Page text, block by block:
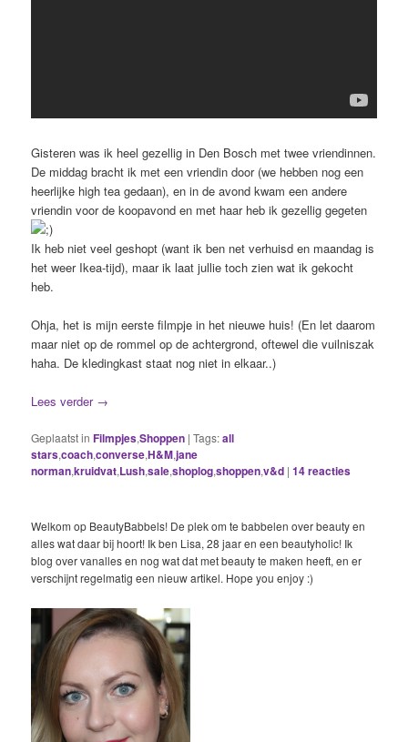
Gisteren was ik heel gezellig in Den Bosch met twee vriendinnen.
De middag bracht ik met een vriendin door (we hebben nog een
heerlijke high tea gedaan), en in de avond kwam een andere
vriendin voor de koopavond en met haar heb ik gezellig gegeten
Ik heb niet veel geshopt (want ik ben net verhuisd en maandag is
het weer Ikea-tijd), maar ik laat jullie toch zien wat ik gekocht
heb.
Ohja, het is mijn eerste filmpje in het nieuwe huis! (En let daarom
maar niet op de rommel op de achtergrond, oftewel die vuilniszak
haha. De kledingkast staat nog niet in elkaar..)
Lees verder →
Geplaatst in Filmpjes,Shoppen |Tags:all
stars,coach,converse,H&M,jane
norman,kruidvat,Lush,sale,shoplog,shoppen,v&d |14reacties
Welkom op BeautyBabbels! De plek om te babbelen over beauty en
alles wat daar bij hoort! Ik ben Lisa, 28 jaar en een beautyholic! Ik
blog over vanalles en nog wat dat met beauty te maken heeft, en er
verschijnt regelmatig een nieuw artikel. Hope you enjoy :)